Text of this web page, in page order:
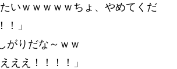
いｗｗｗｗｗちょ、やめてくだ
！」
がりだな～ｗｗ
ええ！！！！」